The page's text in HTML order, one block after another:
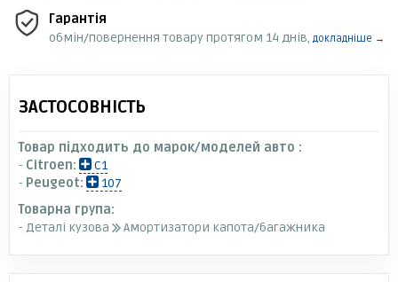
Гарантія
обмін/повернення товару протягом 14 днів, докладніше →
ЗАСТОСОВНІСТЬ
Товар підходить до марок/моделей авто :
- Citroen:
C1
- Peugeot:
107
Товарна група:
- Деталі кузова
Амортизатори капота/багажника